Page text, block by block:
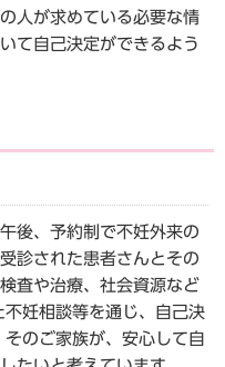
人が求めている必要な情
て自己決定ができるよう
後、予約制で不妊外来の
診された患者さんとその
査や治療、社会資源など
妊相談等を通じ、自己決
のご家族が、安心して自